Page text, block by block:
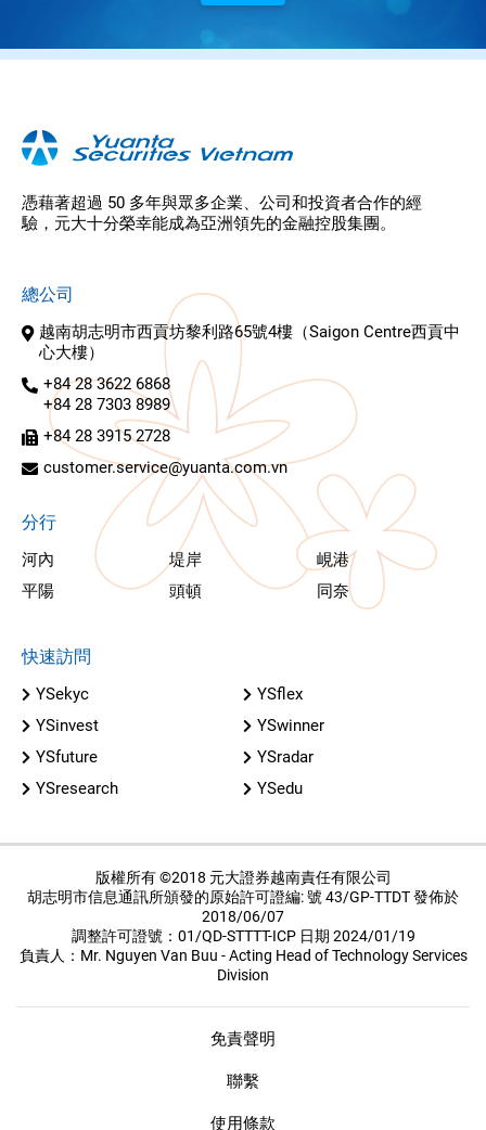
憑藉著超過 50 多年與眾多企業、公司和投資者合作的經
驗，元大十分榮幸能成為亞洲領先的金融控股集團。
總公司
越南胡志明市西貢坊黎利路65號4樓（Saigon Centre西貢中
心大樓）
+84 28 3622 6868
+84 28 7303 8989
+84 28 3915 2728
customer.service@yuanta.com.vn
分行
河內 堤岸
峴港
平陽
頭頓 同奈
快速訪問
YSekyc
YSflex
YSinvest
YSwinner
YSfuture
YSradar
YSresearch
YSedu
版權所有 ©2018 元大證券越南責任有限公司
胡志明市信息通訊所頒發的原始許可證編: 號 43/GP-TTDT 發佈於
2018/06/07
調整許可證號：01/QD-STTTT-ICP 日期 2024/01/19
負責人：Mr. Nguyen Van Buu - Acting Head of Technology Services
Division
免責聲明
聯繫
使用條款